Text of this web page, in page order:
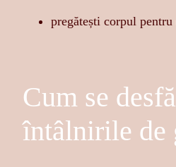
pregătești corpul pentru
Cum se
întâlnirile de